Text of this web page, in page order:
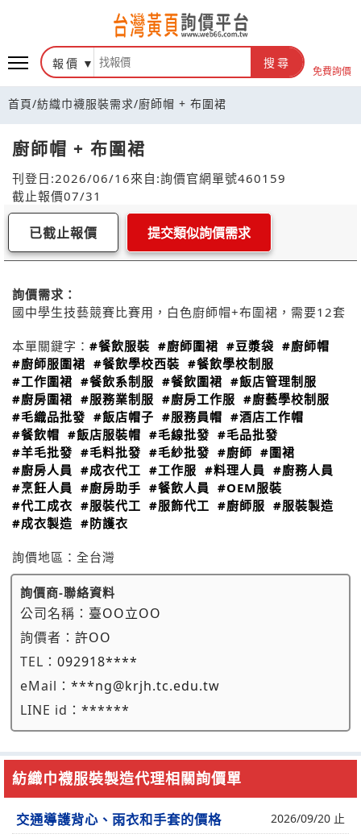
報價 搜尋
免費詢價
首頁/紡織巾襪服裝需求/廚師帽 + 布圍裙
廚師帽 + 布圍裙
刊登日:2026/06/16來自:詢價官網單號460159
截止報價07/31
已截止報價 提交類似詢價需求
詢價需求：
國中學生技藝競賽比賽用，白色廚師帽+布圍裙，需要12套
本單關鍵字： #餐飲服裝 #廚師圍裙 #豆漿袋 #廚師帽
#廚師服圍裙 #餐飲學校西裝 #餐飲學校制服
#工作圍裙 #餐飲系制服 #餐飲圍裙 #飯店管理制服
#廚房圍裙 #服務業制服 #廚房工作服 #廚藝學校制服
#毛織品批發 #飯店帽子 #服務員帽 #酒店工作帽
#餐飲帽 #飯店服裝帽 #毛線批發 #毛品批發
#羊毛批發 #毛料批發 #毛紗批發 #廚師 #圍裙
#廚房人員 #成衣代工 #工作服 #料理人員 #廚務人員
#烹飪人員 #廚房助手 #餐飲人員 #OEM服裝
#代工成衣 #服裝代工 #服飾代工 #廚師服 #服裝製造
#成衣製造 #防護衣
詢價地區： 全台灣
詢價商-聯絡資料
公司名稱： 臺OO立OO
詢價者： 許OO
TEL： 092918****
eMail： ***ng@krjh.tc.edu.tw
LINE id： ******
紡織巾襪服裝製造代理相關詢價單
交通導護背心、雨衣和手套的價格 2026/09/20 止